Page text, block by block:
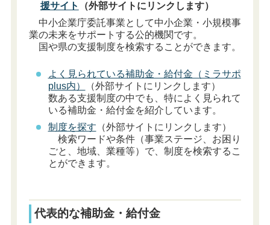
援サイト
（外部サイトにリンクします）
中小企業庁委託事業として中小企業・小規模事
業の未来をサポートする公的機関です。
国や県の支援制度を検索することができます。
よく見られている補助金・給付金（ミラサポ
plus内）
（外部サイトにリンクします）
数ある支援制度の中でも、特によく見られて
いる補助金・給付金を紹介しています。
制度を探す （外部サイトにリンクします）
検索ワードや条件（事業ステージ、お困り
ごと、地域、業種等）で、制度を検索するこ
とができます。
代表的な補助金・給付金